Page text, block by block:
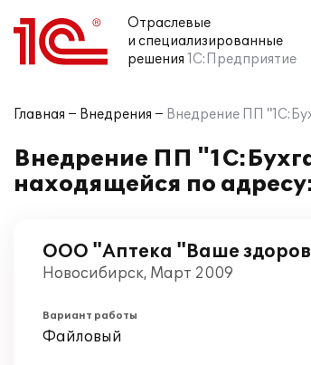
Отраслевые
и специализированные
решения 1С:Предприятие
Главная Внедрения Внедрение ПП
Внедрение ПП
находящейся по
ООО "Аптека "Ваше
Новосибирск, Март 2009
Вариант работы
Файловый